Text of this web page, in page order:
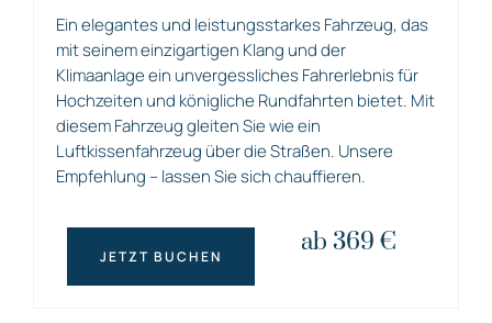
Ein elegantes und leistungsstarkes Fahrzeug, das
mit seinem einzigartigen Klang und der
Klimaanlage ein unvergessliches Fahrerlebnis für
Hochzeiten und königliche Rundfahrten bietet. Mit
diesem Fahrzeug gleiten Sie wie ein
Luftkissenfahrzeug über die Straßen. Unsere
Empfehlung – lassen Sie sich chauffieren.
JETZT BUCHEN ab 369 €